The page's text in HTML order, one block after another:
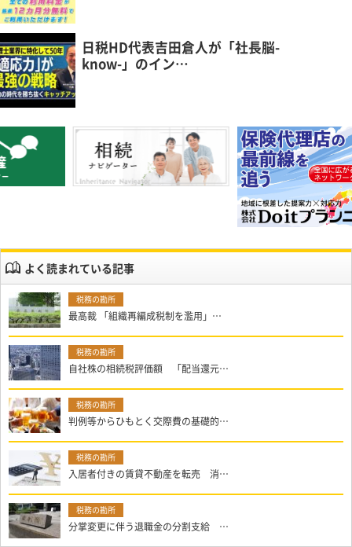
日税HD代表吉田倉人が「社長脳-
know-」のイン…
よく読まれている記事
最高裁 「組織再編成税制を濫用」…
自社株の相続税評価額 「配当還元…
判例等からひもとく交際費の基礎的…
入居者付きの賃貸不動産を転売 消…
分掌変更に伴う退職金の分割支給 …